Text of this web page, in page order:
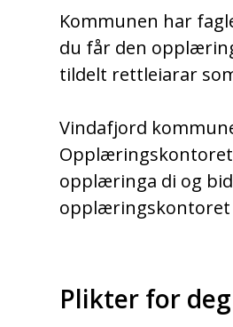
Kommunen har
du får den
tildelt rettleiarar
Vindafjord
opplæringa di og
opplæringskontoret
Plikter for